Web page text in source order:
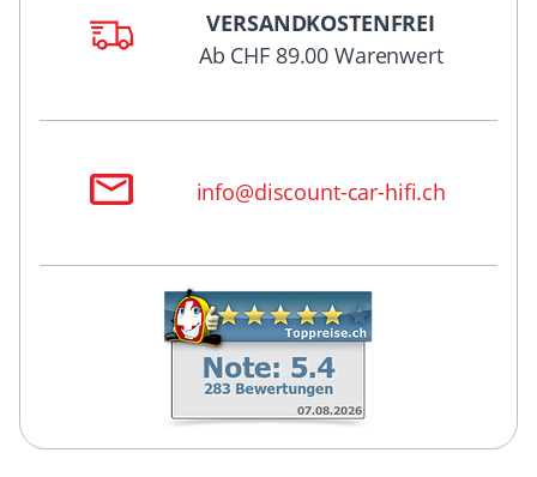
VERSANDKOSTENFREI
Ab CHF 89.00 Warenwert
info@discount-car-hifi.ch